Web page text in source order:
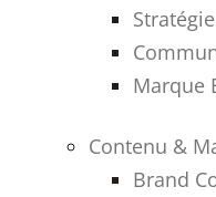
Marque
Contenu &
Brand